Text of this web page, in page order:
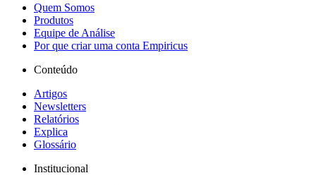
Quem Somos
Produtos
Equipe de Análise
Por que criar uma conta Empiricus
Conteúdo
Artigos
Newsletters
Relatórios
Explica
Glossário
Institucional